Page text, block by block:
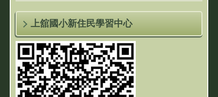
上舘國小新住民學習中心